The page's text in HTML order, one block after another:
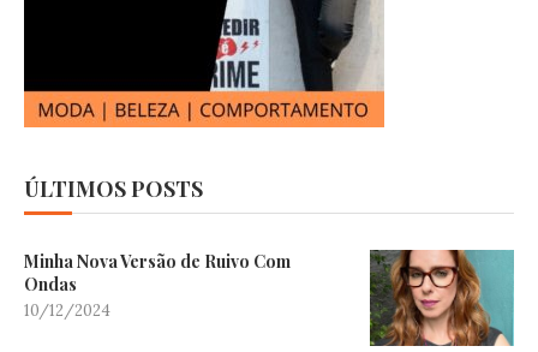
ÚLTIMOS POSTS
Minha Nova Versão de Ruivo Com
Ondas
10/12/2024